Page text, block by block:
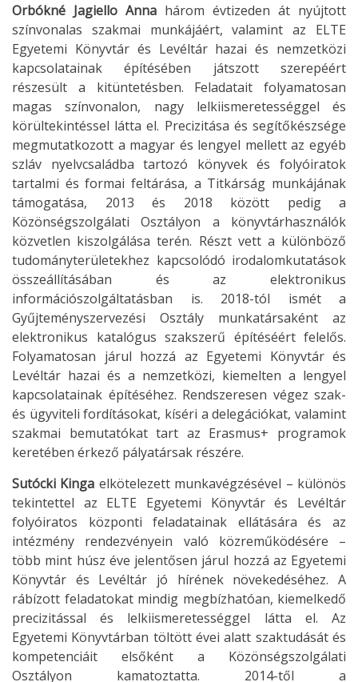
Orbókné Jagiello Anna három évtizeden át nyújtott
színvonalas szakmai munkájáért, valamint az ELTE
Egyetemi Könyvtár és Levéltár hazai és nemzetközi
kapcsolatainak építésében játszott szerepéért
részesült a kitüntetésben. Feladatait folyamatosan
magas színvonalon, nagy lelkiismeretességgel és
körültekintéssel látta el. Precizitása és segítőkészsége
megmutatkozott a magyar és lengyel mellett az egyéb
szláv nyelvcsaládba tartozó könyvek és folyóiratok
tartalmi és formai feltárása, a Titkárság munkájának
támogatása, 2013 és 2018 között pedig a
Közönségszolgálati Osztályon a könyvtárhasználók
közvetlen kiszolgálása terén. Részt vett a különböző
tudományterületekhez kapcsolódó irodalomkutatások
összeállításában és az elektronikus
információszolgáltatásban is. 2018-tól ismét a
Gyűjteményszervezési Osztály munkatársaként az
elektronikus katalógus szakszerű építéséért felelős.
Folyamatosan járul hozzá az Egyetemi Könyvtár és
Levéltár hazai és a nemzetközi, kiemelten a lengyel
kapcsolatainak építéséhez. Rendszeresen végez szak-
és ügyviteli fordításokat, kíséri a delegációkat, valamint
szakmai bemutatókat tart az Erasmus+ programok
keretében érkező pályatársak részére.
Sutócki Kinga elkötelezett munkavégzésével – különös
tekintettel az ELTE Egyetemi Könyvtár és Levéltár
folyóiratos központi feladatainak ellátására és az
intézmény rendezvényein való közreműködésére –
több mint húsz éve jelentősen járul hozzá az Egyetemi
Könyvtár és Levéltár jó hírének növekedéséhez. A
rábízott feladatokat mindig megbízhatóan, kiemelkedő
precizitással és lelkiismeretességgel látta el. Az
Egyetemi Könyvtárban töltött évei alatt szaktudását és
kompetenciáit elsőként a Közönségszolgálati
Osztályon kamatoztatta. 2014-től a